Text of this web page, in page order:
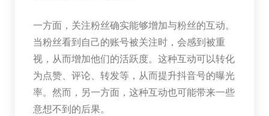
一方面，关注粉丝确实能够增加与粉丝的互动。
当粉丝看到自己的账号被关注时，会感到被重
视，从而增加他们的活跃度。这种互动可以转化
为点赞、评论、转发等，从而提升抖音号的曝光
率。然而，另一方面，这种互动也可能带来一些
意想不到的后果。